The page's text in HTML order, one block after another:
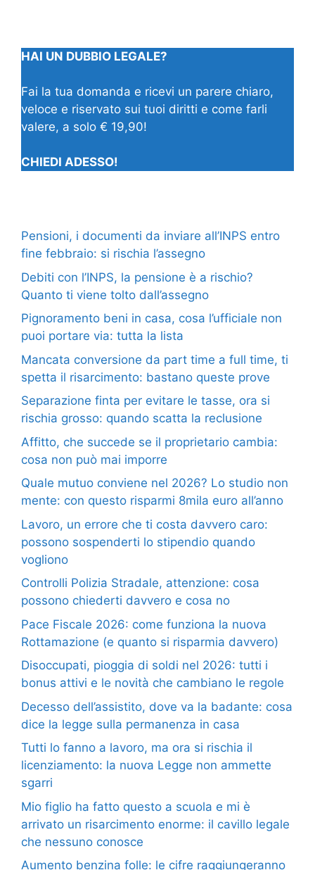
HAI UN DUBBIO LEGALE?
Fai la tua domanda e ricevi un parere chiaro,
veloce e riservato sui tuoi diritti e come farli
valere, a solo € 19,90!
CHIEDI ADESSO!
Pensioni, i documenti da inviare all’INPS entro
fine febbraio: si rischia l’assegno
Debiti con l’INPS, la pensione è a rischio?
Quanto ti viene tolto dall’assegno
Pignoramento beni in casa, cosa l’ufficiale non
puoi portare via: tutta la lista
Mancata conversione da part time a full time, ti
spetta il risarcimento: bastano queste prove
Separazione finta per evitare le tasse, ora si
rischia grosso: quando scatta la reclusione
Affitto, che succede se il proprietario cambia:
cosa non può mai imporre
Quale mutuo conviene nel 2026? Lo studio non
mente: con questo risparmi 8mila euro all’anno
Lavoro, un errore che ti costa davvero caro:
possono sospenderti lo stipendio quando
vogliono
Controlli Polizia Stradale, attenzione: cosa
possono chiederti davvero e cosa no
Pace Fiscale 2026: come funziona la nuova
Rottamazione (e quanto si risparmia davvero)
Disoccupati, pioggia di soldi nel 2026: tutti i
bonus attivi e le novità che cambiano le regole
Decesso dell’assistito, dove va la badante: cosa
dice la legge sulla permanenza in casa
Tutti lo fanno a lavoro, ma ora si rischia il
licenziamento: la nuova Legge non ammette
sgarri
Mio figlio ha fatto questo a scuola e mi è
arrivato un risarcimento enorme: il cavillo legale
che nessuno conosce
Aumento benzina folle: le cifre raggiungeranno